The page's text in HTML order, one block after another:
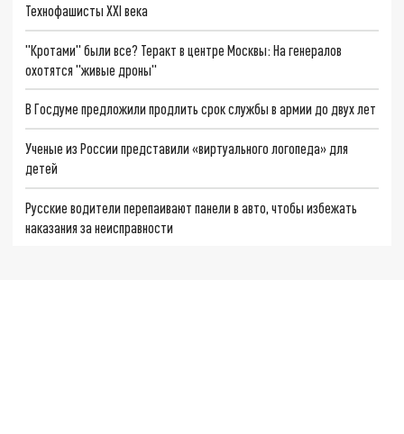
Технофашисты XXI века
"Кротами" были все? Теракт в центре Москвы: На генералов
охотятся "живые дроны"
В Госдуме предложили продлить срок службы в армии до двух лет
Ученые из России представили «виртуального логопеда» для
детей
Русские водители перепаивают панели в авто, чтобы избежать
наказания за неисправности